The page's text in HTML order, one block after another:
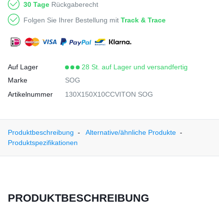
30 Tage Rückgaberecht
Folgen Sie Ihrer Bestellung mit Track & Trace
Auf Lager
28 St. auf Lager und versandfertig
Marke
SOG
Artikelnummer
130X150X10CCVITON SOG
Produktbeschreibung
Alternative/ähnliche Produkte
Produktspezifikationen
PRODUKTBESCHREIBUNG